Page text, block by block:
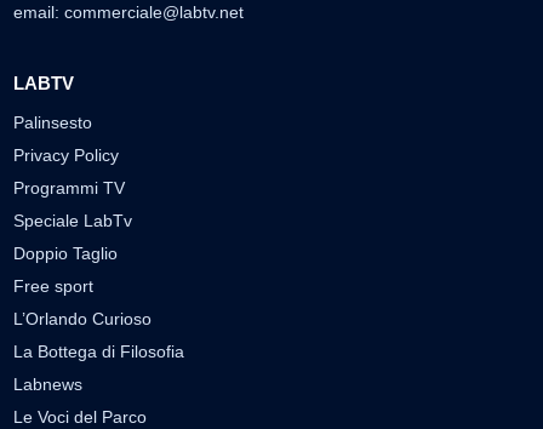
email: commerciale@labtv.net
LABTV
Palinsesto
Privacy Policy
Programmi TV
Speciale LabTv
Doppio Taglio
Free sport
L’Orlando Curioso
La Bottega di Filosofia
Labnews
Le Voci del Parco